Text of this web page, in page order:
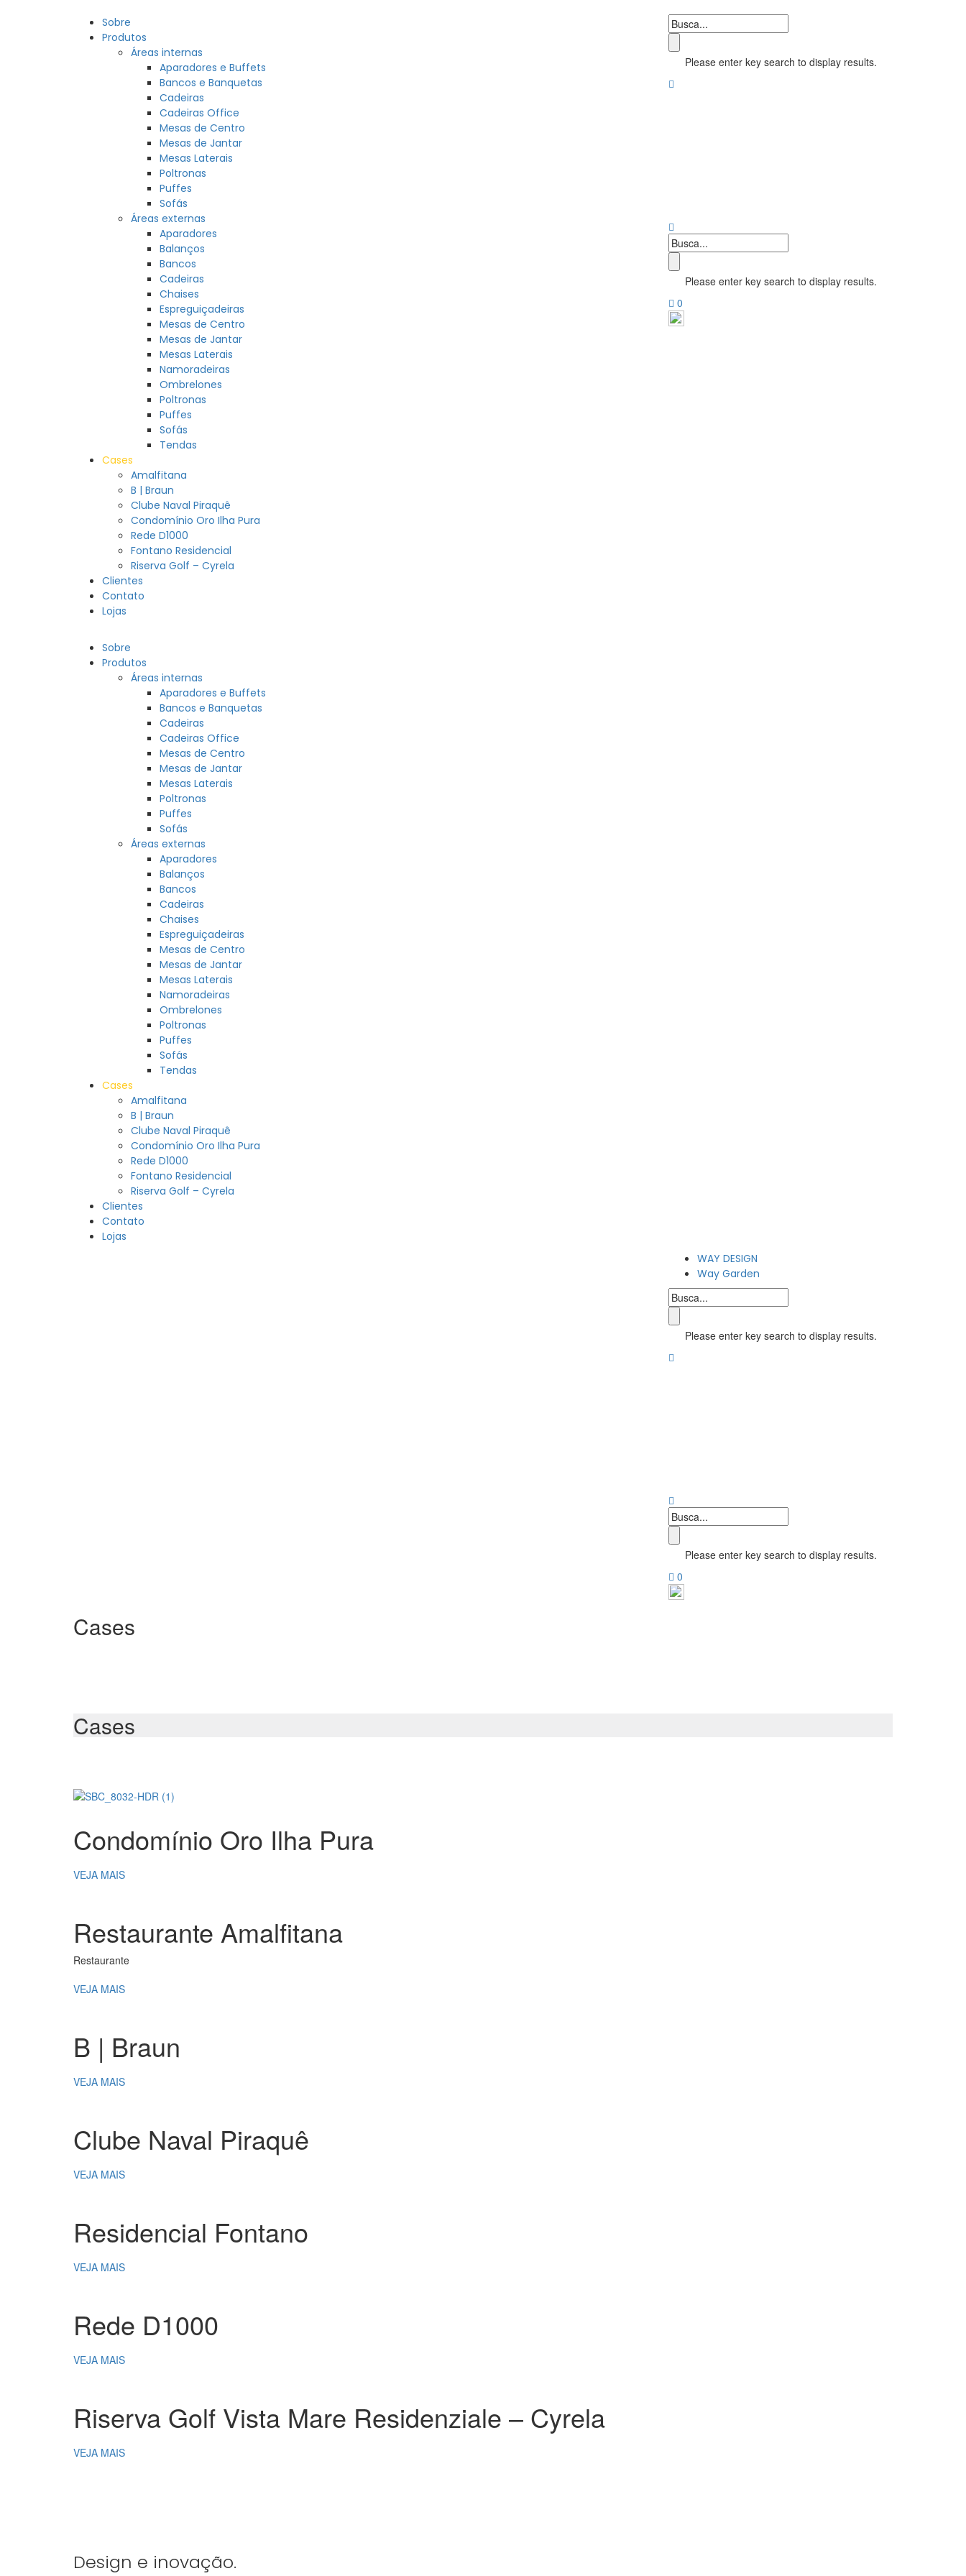
Please enter key search to display results.
Please enter key search to display results.
0
Sobre
Produtos
Áreas internas
Aparadores e Buffets
Bancos e Banquetas
Cadeiras
Cadeiras Office
Mesas de Centro
Mesas de Jantar
Mesas Laterais
Poltronas
Puffes
Sofás
Áreas externas
Aparadores
Balanços
Bancos
Cadeiras
Chaises
Espreguiçadeiras
Mesas de Centro
Mesas de Jantar
Mesas Laterais
Namoradeiras
Ombrelones
Poltronas
Puffes
Sofás
Tendas
Cases
Amalfitana
B | Braun
Clube Naval Piraquê
Condomínio Oro Ilha Pura
Rede D1000
Fontano Residencial
Riserva Golf – Cyrela
Clientes
Contato
Lojas
Sobre
Produtos
Áreas internas
Aparadores e Buffets
Bancos e Banquetas
Cadeiras
Cadeiras Office
Mesas de Centro
Mesas de Jantar
Mesas Laterais
Poltronas
Puffes
Sofás
Áreas externas
Aparadores
Balanços
Bancos
Cadeiras
Chaises
Espreguiçadeiras
Mesas de Centro
Mesas de Jantar
Mesas Laterais
Namoradeiras
Ombrelones
Poltronas
Puffes
Sofás
Tendas
Cases
Amalfitana
B | Braun
Clube Naval Piraquê
Condomínio Oro Ilha Pura
Rede D1000
Fontano Residencial
Riserva Golf – Cyrela
Clientes
Contato
Lojas
WAY DESIGN
Way Garden
Please enter key search to display results.
Please enter key search to display results.
0
Cases
Cases
Condomínio Oro Ilha Pura
VEJA MAIS
Restaurante Amalfitana
Restaurante
VEJA MAIS
B | Braun
VEJA MAIS
Clube Naval Piraquê
VEJA MAIS
Residencial Fontano
VEJA MAIS
Rede D1000
VEJA MAIS
Riserva Golf Vista Mare Residenziale – Cyrela
VEJA MAIS
Design e inovação.